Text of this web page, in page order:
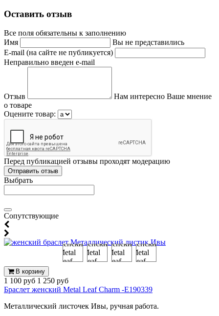
Оставить отзыв
Все поля обязательны к заполнению
Имя
Вы не представились
E-mail (на сайте не публикуется)
Неправильно введен e-mail
Отзыв
Нам интересно Ваше мнение
о товаре
Оцените товар:
Перед публикацией отзывы проходят модерацию
Выбрать
Cопутствующие
В корзину
1 100 руб 1 250 руб
Браслет женский Metal Leaf Charm -E190339
Металлический листочек Ивы, ручная работа.